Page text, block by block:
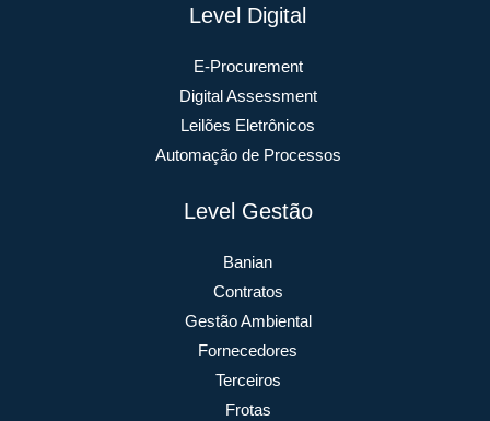
Level Digital
E-Procurement
Digital Assessment
Leilões Eletrônicos
Automação de Processos
Level Gestão
Banian
Contratos
Gestão Ambiental
Fornecedores
Terceiros
Frotas